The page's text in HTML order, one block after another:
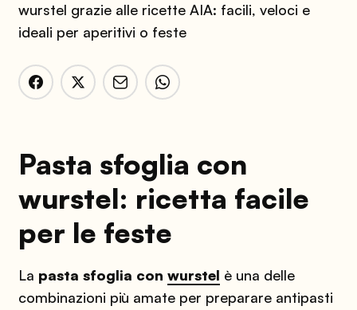
wurstel grazie alle ricette AIA: facili, veloci e
ideali per aperitivi o feste
Pasta sfoglia con
wurstel: ricetta facile
per le feste
La pasta sfoglia con wurstel è una delle
combinazioni più amate per preparare antipasti